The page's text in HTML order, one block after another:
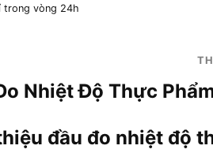
trong vòng 24h
Nhiệt Độ Thực
đầu đo nhiệt độ